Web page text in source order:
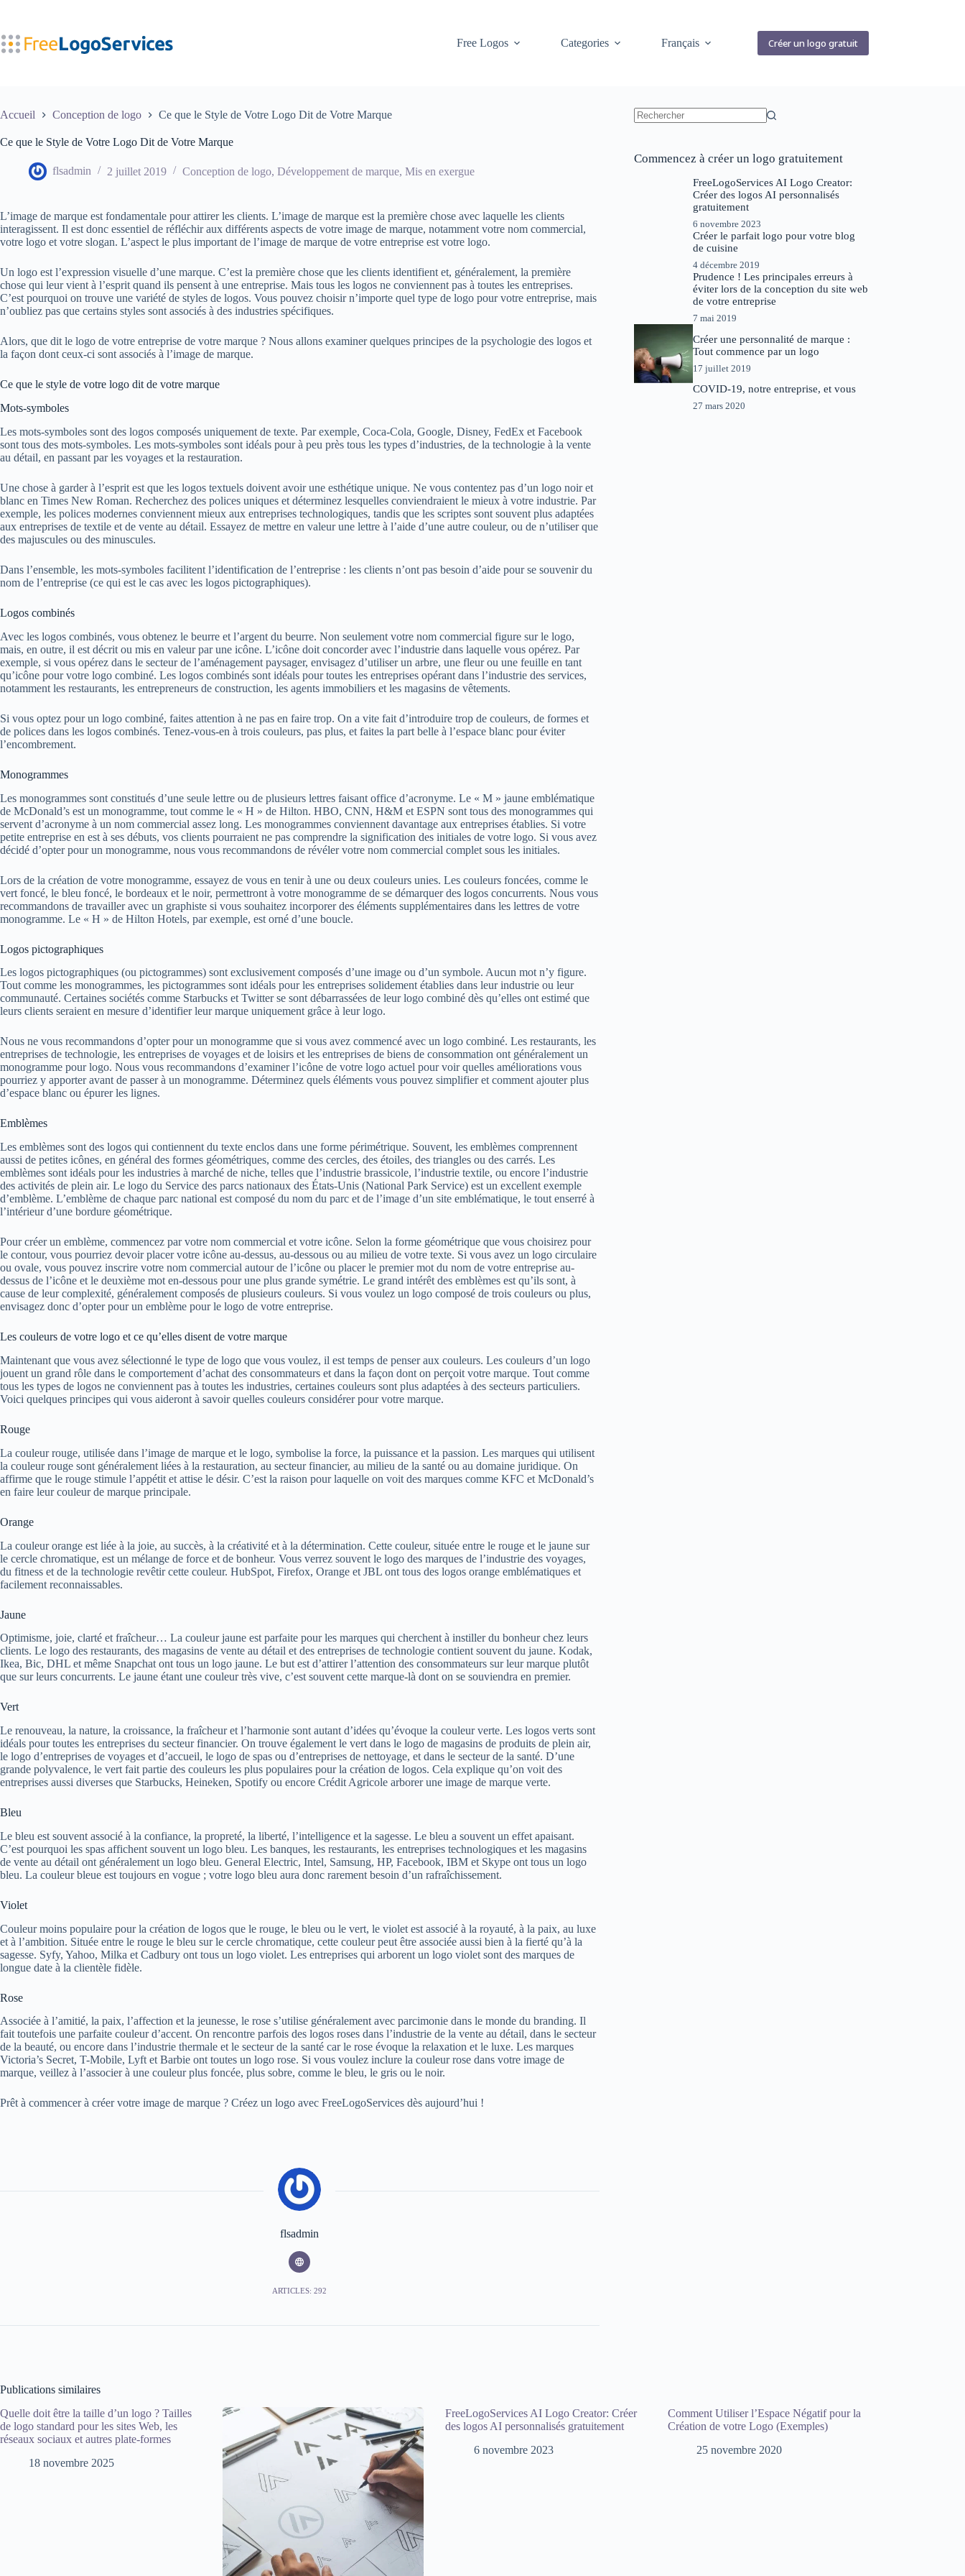
Free Logos
Categories Français Créer un logo gratuit
Accueil Conception de logo Ce que le Style de Votre Logo Dit de Votre Marque
Ce que le Style de Votre Logo Dit de Votre Marque
flsadmin 2 juillet 2019 Conception de logo, Développement de marque, Mis en exergue
L’image de marque est fondamentale pour attirer les clients. L’image de marque est la première chose avec laquelle les clients
interagissent. Il est donc essentiel de réfléchir aux différents aspects de votre image de marque, notamment votre nom commercial,
votre logo et votre slogan. L’aspect le plus important de l’image de marque de votre entreprise est votre logo.
Un logo est l’expression visuelle d’une marque. C’est la première chose que les clients identifient et, généralement, la première
chose qui leur vient à l’esprit quand ils pensent à une entreprise. Mais tous les logos ne conviennent pas à toutes les entreprises.
C’est pourquoi on trouve une variété de styles de logos. Vous pouvez choisir n’importe quel type de logo pour votre entreprise, mais
n’oubliez pas que certains styles sont associés à des industries spécifiques.
Alors, que dit le logo de votre entreprise de votre marque ? Nous allons examiner quelques principes de la psychologie des logos et
la façon dont ceux-ci sont associés à l’image de marque.
Ce que le style de votre logo dit de votre marque
Mots-symboles
Les mots-symboles sont des logos composés uniquement de texte. Par exemple, Coca-Cola, Google, Disney, FedEx et Facebook
sont tous des mots-symboles. Les mots-symboles sont idéals pour à peu près tous les types d’industries, de la technologie à la vente
au détail, en passant par les voyages et la restauration.
Une chose à garder à l’esprit est que les logos textuels doivent avoir une esthétique unique. Ne vous contentez pas d’un logo noir et
blanc en Times New Roman. Recherchez des polices uniques et déterminez lesquelles conviendraient le mieux à votre industrie. Par
exemple, les polices modernes conviennent mieux aux entreprises technologiques, tandis que les scriptes sont souvent plus adaptées
aux entreprises de textile et de vente au détail. Essayez de mettre en valeur une lettre à l’aide d’une autre couleur, ou de n’utiliser que
des majuscules ou des minuscules.
Dans l’ensemble, les mots-symboles facilitent l’identification de l’entreprise : les clients n’ont pas besoin d’aide pour se souvenir du
nom de l’entreprise (ce qui est le cas avec les logos pictographiques).
Logos combinés
Avec les logos combinés, vous obtenez le beurre et l’argent du beurre. Non seulement votre nom commercial figure sur le logo,
mais, en outre, il est décrit ou mis en valeur par une icône. L’icône doit concorder avec l’industrie dans laquelle vous opérez. Par
exemple, si vous opérez dans le secteur de l’aménagement paysager, envisagez d’utiliser un arbre, une fleur ou une feuille en tant
qu’icône pour votre logo combiné. Les logos combinés sont idéals pour toutes les entreprises opérant dans l’industrie des services,
notamment les restaurants, les entrepreneurs de construction, les agents immobiliers et les magasins de vêtements.
Si vous optez pour un logo combiné, faites attention à ne pas en faire trop. On a vite fait d’introduire trop de couleurs, de formes et
de polices dans les logos combinés. Tenez-vous-en à trois couleurs, pas plus, et faites la part belle à l’espace blanc pour éviter
l’encombrement.
Monogrammes
Les monogrammes sont constitués d’une seule lettre ou de plusieurs lettres faisant office d’acronyme. Le « M » jaune emblématique
de McDonald’s est un monogramme, tout comme le « H » de Hilton. HBO, CNN, H&M et ESPN sont tous des monogrammes qui
servent d’acronyme à un nom commercial assez long. Les monogrammes conviennent davantage aux entreprises établies. Si votre
petite entreprise en est à ses débuts, vos clients pourraient ne pas comprendre la signification des initiales de votre logo. Si vous avez
décidé d’opter pour un monogramme, nous vous recommandons de révéler votre nom commercial complet sous les initiales.
Lors de la création de votre monogramme, essayez de vous en tenir à une ou deux couleurs unies. Les couleurs foncées, comme le
vert foncé, le bleu foncé, le bordeaux et le noir, permettront à votre monogramme de se démarquer des logos concurrents. Nous vous
recommandons de travailler avec un graphiste si vous souhaitez incorporer des éléments supplémentaires dans les lettres de votre
monogramme. Le « H » de Hilton Hotels, par exemple, est orné d’une boucle.
Logos pictographiques
Les logos pictographiques (ou pictogrammes) sont exclusivement composés d’une image ou d’un symbole. Aucun mot n’y figure.
Tout comme les monogrammes, les pictogrammes sont idéals pour les entreprises solidement établies dans leur industrie ou leur
communauté. Certaines sociétés comme Starbucks et Twitter se sont débarrassées de leur logo combiné dès qu’elles ont estimé que
leurs clients seraient en mesure d’identifier leur marque uniquement grâce à leur logo.
Nous ne vous recommandons d’opter pour un monogramme que si vous avez commencé avec un logo combiné. Les restaurants, les
entreprises de technologie, les entreprises de voyages et de loisirs et les entreprises de biens de consommation ont généralement un
monogramme pour logo. Nous vous recommandons d’examiner l’icône de votre logo actuel pour voir quelles améliorations vous
pourriez y apporter avant de passer à un monogramme. Déterminez quels éléments vous pouvez simplifier et comment ajouter plus
d’espace blanc ou épurer les lignes.
Emblèmes
Les emblèmes sont des logos qui contiennent du texte enclos dans une forme périmétrique. Souvent, les emblèmes comprennent
aussi de petites icônes, en général des formes géométriques, comme des cercles, des étoiles, des triangles ou des carrés. Les
emblèmes sont idéals pour les industries à marché de niche, telles que l’industrie brassicole, l’industrie textile, ou encore l’industrie
des activités de plein air. Le logo du Service des parcs nationaux des États-Unis (National Park Service) est un excellent exemple
d’emblème. L’emblème de chaque parc national est composé du nom du parc et de l’image d’un site emblématique, le tout enserré à
l’intérieur d’une bordure géométrique.
Pour créer un emblème, commencez par votre nom commercial et votre icône. Selon la forme géométrique que vous choisirez pour
le contour, vous pourriez devoir placer votre icône au-dessus, au-dessous ou au milieu de votre texte. Si vous avez un logo circulaire
ou ovale, vous pouvez inscrire votre nom commercial autour de l’icône ou placer le premier mot du nom de votre entreprise au-
dessus de l’icône et le deuxième mot en-dessous pour une plus grande symétrie. Le grand intérêt des emblèmes est qu’ils sont, à
cause de leur complexité, généralement composés de plusieurs couleurs. Si vous voulez un logo composé de trois couleurs ou plus,
envisagez donc d’opter pour un emblème pour le logo de votre entreprise.
Les couleurs de votre logo et ce qu’elles disent de votre marque
Maintenant que vous avez sélectionné le type de logo que vous voulez, il est temps de penser aux couleurs. Les couleurs d’un logo
jouent un grand rôle dans le comportement d’achat des consommateurs et dans la façon dont on perçoit votre marque. Tout comme
tous les types de logos ne conviennent pas à toutes les industries, certaines couleurs sont plus adaptées à des secteurs particuliers.
Voici quelques principes qui vous aideront à savoir quelles couleurs considérer pour votre marque.
Rouge
La couleur rouge, utilisée dans l’image de marque et le logo, symbolise la force, la puissance et la passion. Les marques qui utilisent
la couleur rouge sont généralement liées à la restauration, au secteur financier, au milieu de la santé ou au domaine juridique. On
affirme que le rouge stimule l’appétit et attise le désir. C’est la raison pour laquelle on voit des marques comme KFC et McDonald’s
en faire leur couleur de marque principale.
Orange
La couleur orange est liée à la joie, au succès, à la créativité et à la détermination. Cette couleur, située entre le rouge et le jaune sur
le cercle chromatique, est un mélange de force et de bonheur. Vous verrez souvent le logo des marques de l’industrie des voyages,
du fitness et de la technologie revêtir cette couleur. HubSpot, Firefox, Orange et JBL ont tous des logos orange emblématiques et
facilement reconnaissables.
Jaune
Optimisme, joie, clarté et fraîcheur… La couleur jaune est parfaite pour les marques qui cherchent à instiller du bonheur chez leurs
clients. Le logo des restaurants, des magasins de vente au détail et des entreprises de technologie contient souvent du jaune. Kodak,
Ikea, Bic, DHL et même Snapchat ont tous un logo jaune. Le but est d’attirer l’attention des consommateurs sur leur marque plutôt
que sur leurs concurrents. Le jaune étant une couleur très vive, c’est souvent cette marque-là dont on se souviendra en premier.
Vert
Le renouveau, la nature, la croissance, la fraîcheur et l’harmonie sont autant d’idées qu’évoque la couleur verte. Les logos verts sont
idéals pour toutes les entreprises du secteur financier. On trouve également le vert dans le logo de magasins de produits de plein air,
le logo d’entreprises de voyages et d’accueil, le logo de spas ou d’entreprises de nettoyage, et dans le secteur de la santé. D’une
grande polyvalence, le vert fait partie des couleurs les plus populaires pour la création de logos. Cela explique qu’on voit des
entreprises aussi diverses que Starbucks, Heineken, Spotify ou encore Crédit Agricole arborer une image de marque verte.
Bleu
Le bleu est souvent associé à la confiance, la propreté, la liberté, l’intelligence et la sagesse. Le bleu a souvent un effet apaisant.
C’est pourquoi les spas affichent souvent un logo bleu. Les banques, les restaurants, les entreprises technologiques et les magasins
de vente au détail ont généralement un logo bleu. General Electric, Intel, Samsung, HP, Facebook, IBM et Skype ont tous un logo
bleu. La couleur bleue est toujours en vogue ; votre logo bleu aura donc rarement besoin d’un rafraîchissement.
Violet
Couleur moins populaire pour la création de logos que le rouge, le bleu ou le vert, le violet est associé à la royauté, à la paix, au luxe
et à l’ambition. Située entre le rouge le bleu sur le cercle chromatique, cette couleur peut être associée aussi bien à la fierté qu’à la
sagesse. Syfy, Yahoo, Milka et Cadbury ont tous un logo violet. Les entreprises qui arborent un logo violet sont des marques de
longue date à la clientèle fidèle.
Rose
Associée à l’amitié, la paix, l’affection et la jeunesse, le rose s’utilise généralement avec parcimonie dans le monde du branding. Il
fait toutefois une parfaite couleur d’accent. On rencontre parfois des logos roses dans l’industrie de la vente au détail, dans le secteur
de la beauté, ou encore dans l’industrie thermale et le secteur de la santé car le rose évoque la relaxation et le luxe. Les marques
Victoria’s Secret, T-Mobile, Lyft et Barbie ont toutes un logo rose. Si vous voulez inclure la couleur rose dans votre image de
marque, veillez à l’associer à une couleur plus foncée, plus sobre, comme le bleu, le gris ou le noir.
Prêt à commencer à créer votre image de marque ? Créez un logo avec FreeLogoServices dès aujourd’hui !
flsadmin
ARTICLES: 292
Commencez à créer un logo gratuitement
FreeLogoServices AI Logo Creator:
Créer des logos AI personnalisés
gratuitement
6 novembre 2023
Créer le parfait logo pour votre blog
de cuisine
4 décembre 2019
Prudence ! Les principales erreurs à
éviter lors de la conception du site web
de votre entreprise
7 mai 2019
Créer une personnalité de marque :
Tout commence par un logo
17 juillet 2019
COVID-19, notre entreprise, et vous
27 mars 2020
Publications similaires
Quelle doit être la taille d’un logo ? Tailles
de logo standard pour les sites Web, les
réseaux sociaux et autres plate-formes
18 novembre 2025
FreeLogoServices AI Logo Creator: Créer
des logos AI personnalisés gratuitement
6 novembre 2023
Comment Utiliser l’Espace Négatif pour la
Création de votre Logo (Exemples)
25 novembre 2020